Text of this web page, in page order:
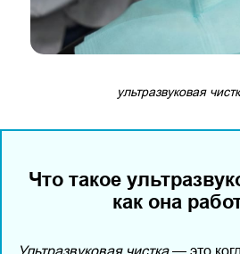
ультразвуковая
Что такое
как она
Ультразвуковая чистка— это